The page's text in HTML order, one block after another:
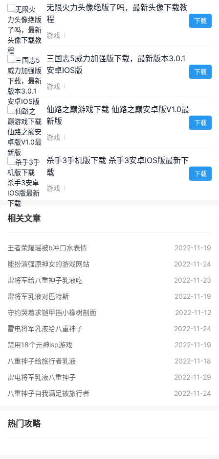
无限火力头像绝版了吗，最新头像下载教
程
游戏
下载
三国志5威力加强版下载，最新版本3.0.1
安卓IOS版
游戏
下载
仙路之巅游戏下载 仙路之巅安卓版V1.0最
新版
游戏
下载
杀手3手机版下载 杀手3安卓IOS版最新下
载
游戏
下载
相关文章
王者荣耀瑶被b冲口水表情
2022-11-19
能扮演强原神女的游戏网站
2022-11-24
雷将军给八重神子乳液吃
2022-11-23
雷将军乳液对巴特斯
2022-11-19
守约哭着求铠甲挡小橡树剖面
2022-11-12
雷电将军乳液给八重神子
2022-11-24
禁用18个元神lsp游戏
2022-11-19
八重神子给旅行者乳液
2022-11-18
雷电将军乳液八重神子
2022-11-29
八重神子自我满足被旅行者
2022-11-24
热门攻略